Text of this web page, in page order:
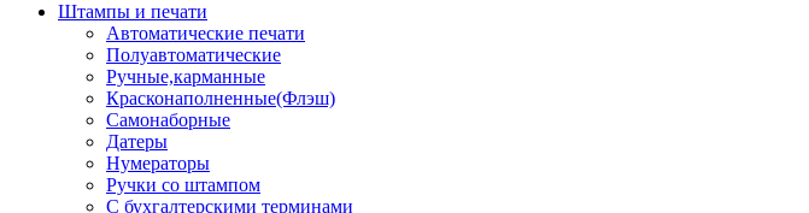
Штампы и печати
Автоматические печати
Полуавтоматические
Ручные,карманные
Красконаполненные(Флэш)
Самонаборные
Датеры
Нумераторы
Ручки со штампом
С бухгалтерскими терминами